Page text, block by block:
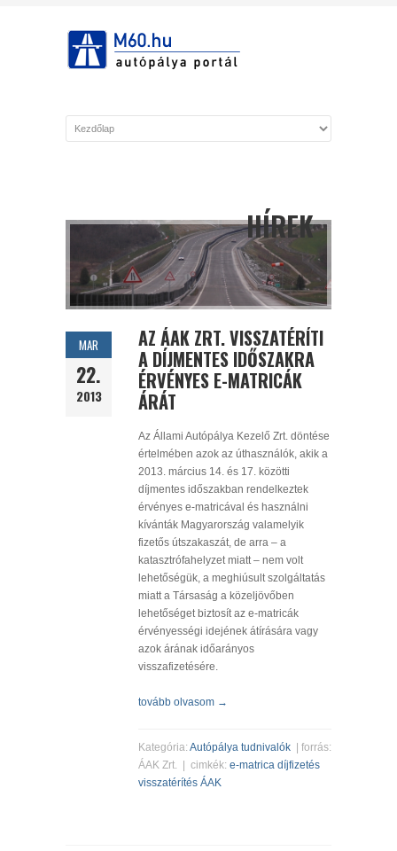
HÍREK
MAR
22.
2013
AZ ÁAK ZRT. VISSZATÉRÍTI
A DÍJMENTES IDŐSZAKRA
ÉRVÉNYES E-MATRICÁK
ÁRÁT
Az Állami Autópálya Kezelő Zrt. döntése
értelmében azok az úthasználók, akik a
2013. március 14. és 17. közötti
díjmentes időszakban rendelkeztek
érvényes e-matricával és használni
kívánták Magyarország valamelyik
fizetős útszakaszát, de arra – a
katasztrófahelyzet miatt – nem volt
lehetőségük, a meghiúsult szolgáltatás
miatt a Társaság a közeljövőben
lehetőséget biztosít az e-matricák
érvényességi idejének átírására vagy
azok árának időarányos
visszafizetésére.
tovább olvasom →
Kategória: Autópálya tudnivalók | forrás:
ÁAK Zrt. | cimkék: e-matrica díjfizetés
visszatérítés ÁAK